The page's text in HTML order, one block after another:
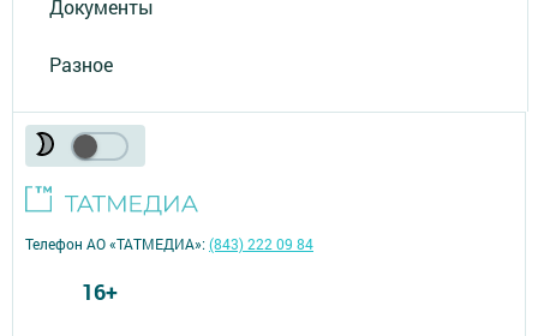
Документы
Разное
Телефон АО «ТАТМЕДИА»:(843) 222 09 84
16+